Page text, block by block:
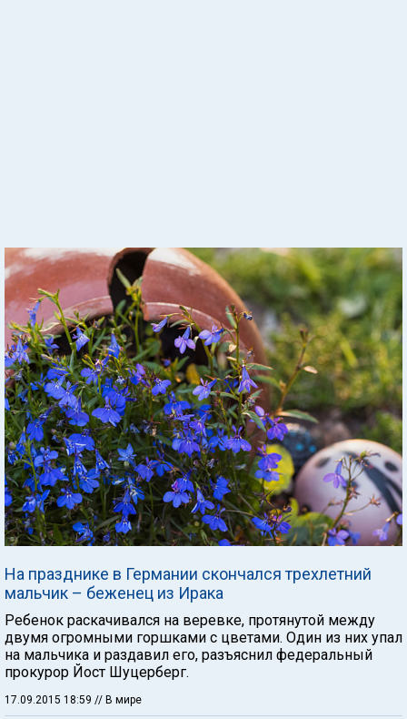
На празднике в Германии скончался трехлетний
мальчик – беженец из Ирака
Ребенок раскачивался на веревке, протянутой между
двумя огромными горшками с цветами. Один из них упал
на мальчика и раздавил его, разъяснил федеральный
прокурор Йост Шуцерберг.
17.09.2015 18:59 // В мире